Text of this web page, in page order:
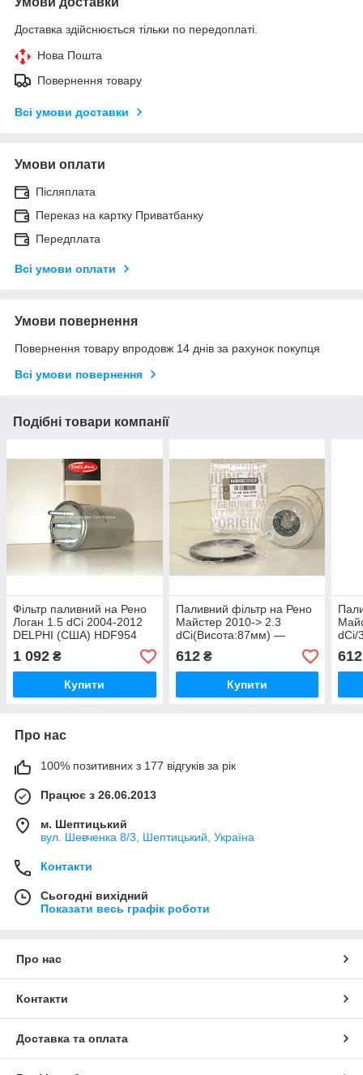
Доставка здійснюється тільки по передоплаті.
Нова Пошта
Повернення товару
Всі умови доставки
Умови оплати
Післяплата
Переказ на картку Приватбанку
Передплата
Всі умови оплати
Умови повернення
Повернення товару впродовж 14 днів за рахунок покупця
Всі умови повернення
Подібні товари компанії
Фільтр паливний на Рено
Логан 1.5 dCi 2004-2012
DELPHI (США) HDF954
1 092 ₴
Купити
Паливний фільтр на Рено
Майстер 2010-> 2.3
dCi(Висота:87мм) —
Renault (Оригінал) -
164039587R
612₴
Купити
dCi/
612
Про нас
100% позитивних з 177 відгуків за рік
Працює з 26.06.2013
м. Шептицький
вул. Шевченка 8/3, Шептицький, Україна
Контакти
Сьогодні вихідний
Показати весь графік роботи
Про нас
Контакти
Доставка та оплата